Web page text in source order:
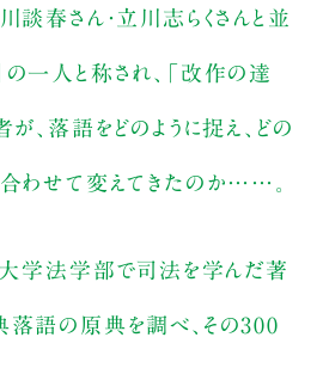
談春さん・立川志らくさんと並
一人と称され、「改作の達
、落語をどのように捉え、どの
わせて変えてきたのか……。
大学法学部で司法を学んだ著
語の原典を調べ、その300